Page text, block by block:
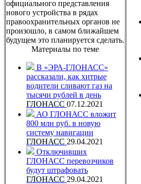
официального представления
нового устройства в рядах
правоохранительных органов не
произошло, в самом ближайшем
будущем это планируется сделать.
Материалы по теме
В «ЭРА-ГЛОНАСС»
рассказали, как хитрые
водители сливают газ на
тысячи рублей в день
ГЛОНАСС 07.12.2021
АО ГЛОНАСС вложит
800 млн руб. в новую
систему навигации
ГЛОНАСС 29.04.2021
Отключивших
ГЛОНАСС перевозчиков
будут штрафовать
ГЛОНАСС 29.04.2021